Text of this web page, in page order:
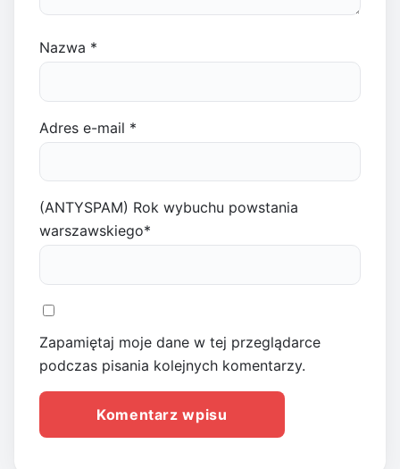
Nazwa *
Adres e-mail *
(ANTYSPAM) Rok wybuchu powstania
warszawskiego*
Zapamiętaj moje dane w tej przeglądarce
podczas pisania kolejnych komentarzy.